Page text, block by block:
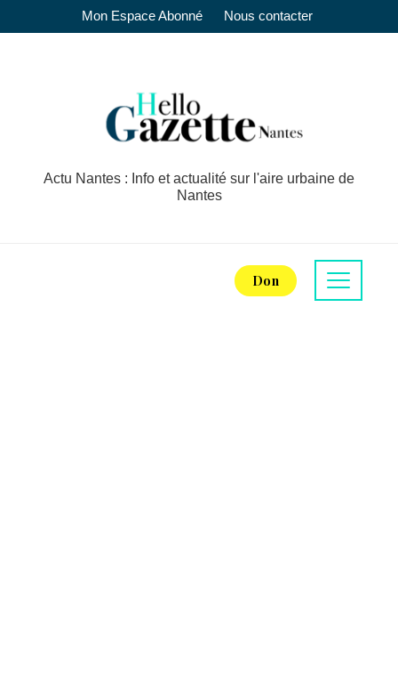
Mon Espace Abonné Nous contacter
Actu Nantes : Info et actualité sur l'aire urbaine de
Nantes
Don